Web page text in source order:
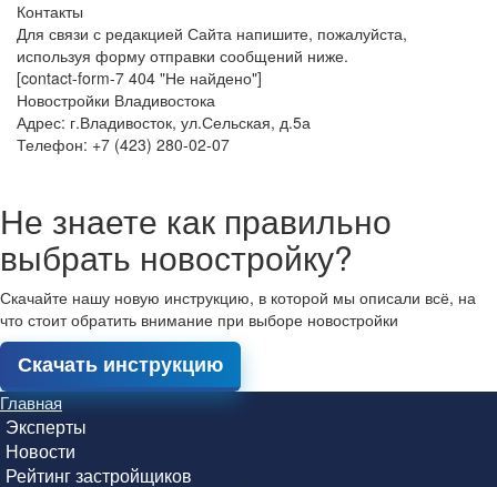
Контакты
Для связи с редакцией Сайта напишите, пожалуйста,
используя форму отправки сообщений ниже.
[contact-form-7 404 "Не найдено"]
Новостройки Владивостока
Адрес: г.Владивосток, ул.Сельская, д.5а
Телефон: +7 (423) 280-02-07
Не знаете как правильно
выбрать новостройку?
Скачайте нашу новую инструкцию, в которой мы описали всё, на
что стоит обратить внимание при выборе новостройки
Скачать инструкцию
Главная
Эксперты
Новости
Рейтинг застройщиков